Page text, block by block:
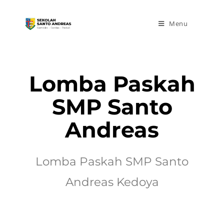
Menu
Lomba Paskah
SMP Santo
Andreas
Lomba Paskah SMP Santo
Andreas Kedoya